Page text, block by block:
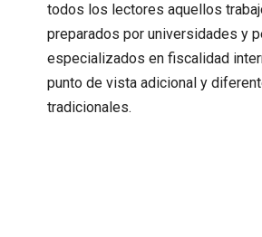
todos los lectores aquellos
preparados por universidades y
especializados en fiscalidad
punto de vista adicional y
tradicionales.